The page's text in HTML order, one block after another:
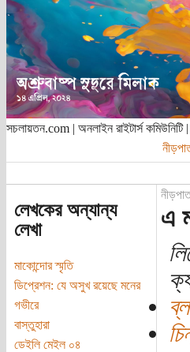
সচলায়তন.com | অনলাইন রাইটার্স
লেখকের অন্যান্য
লেখা
মাকোন্দোর স্মৃতি
ডিপ্রেশন: যে অসুখ রয়েছে মনের
গভীরে
বাস্তুহারা
ডেইলি মেইল ০৪
এ